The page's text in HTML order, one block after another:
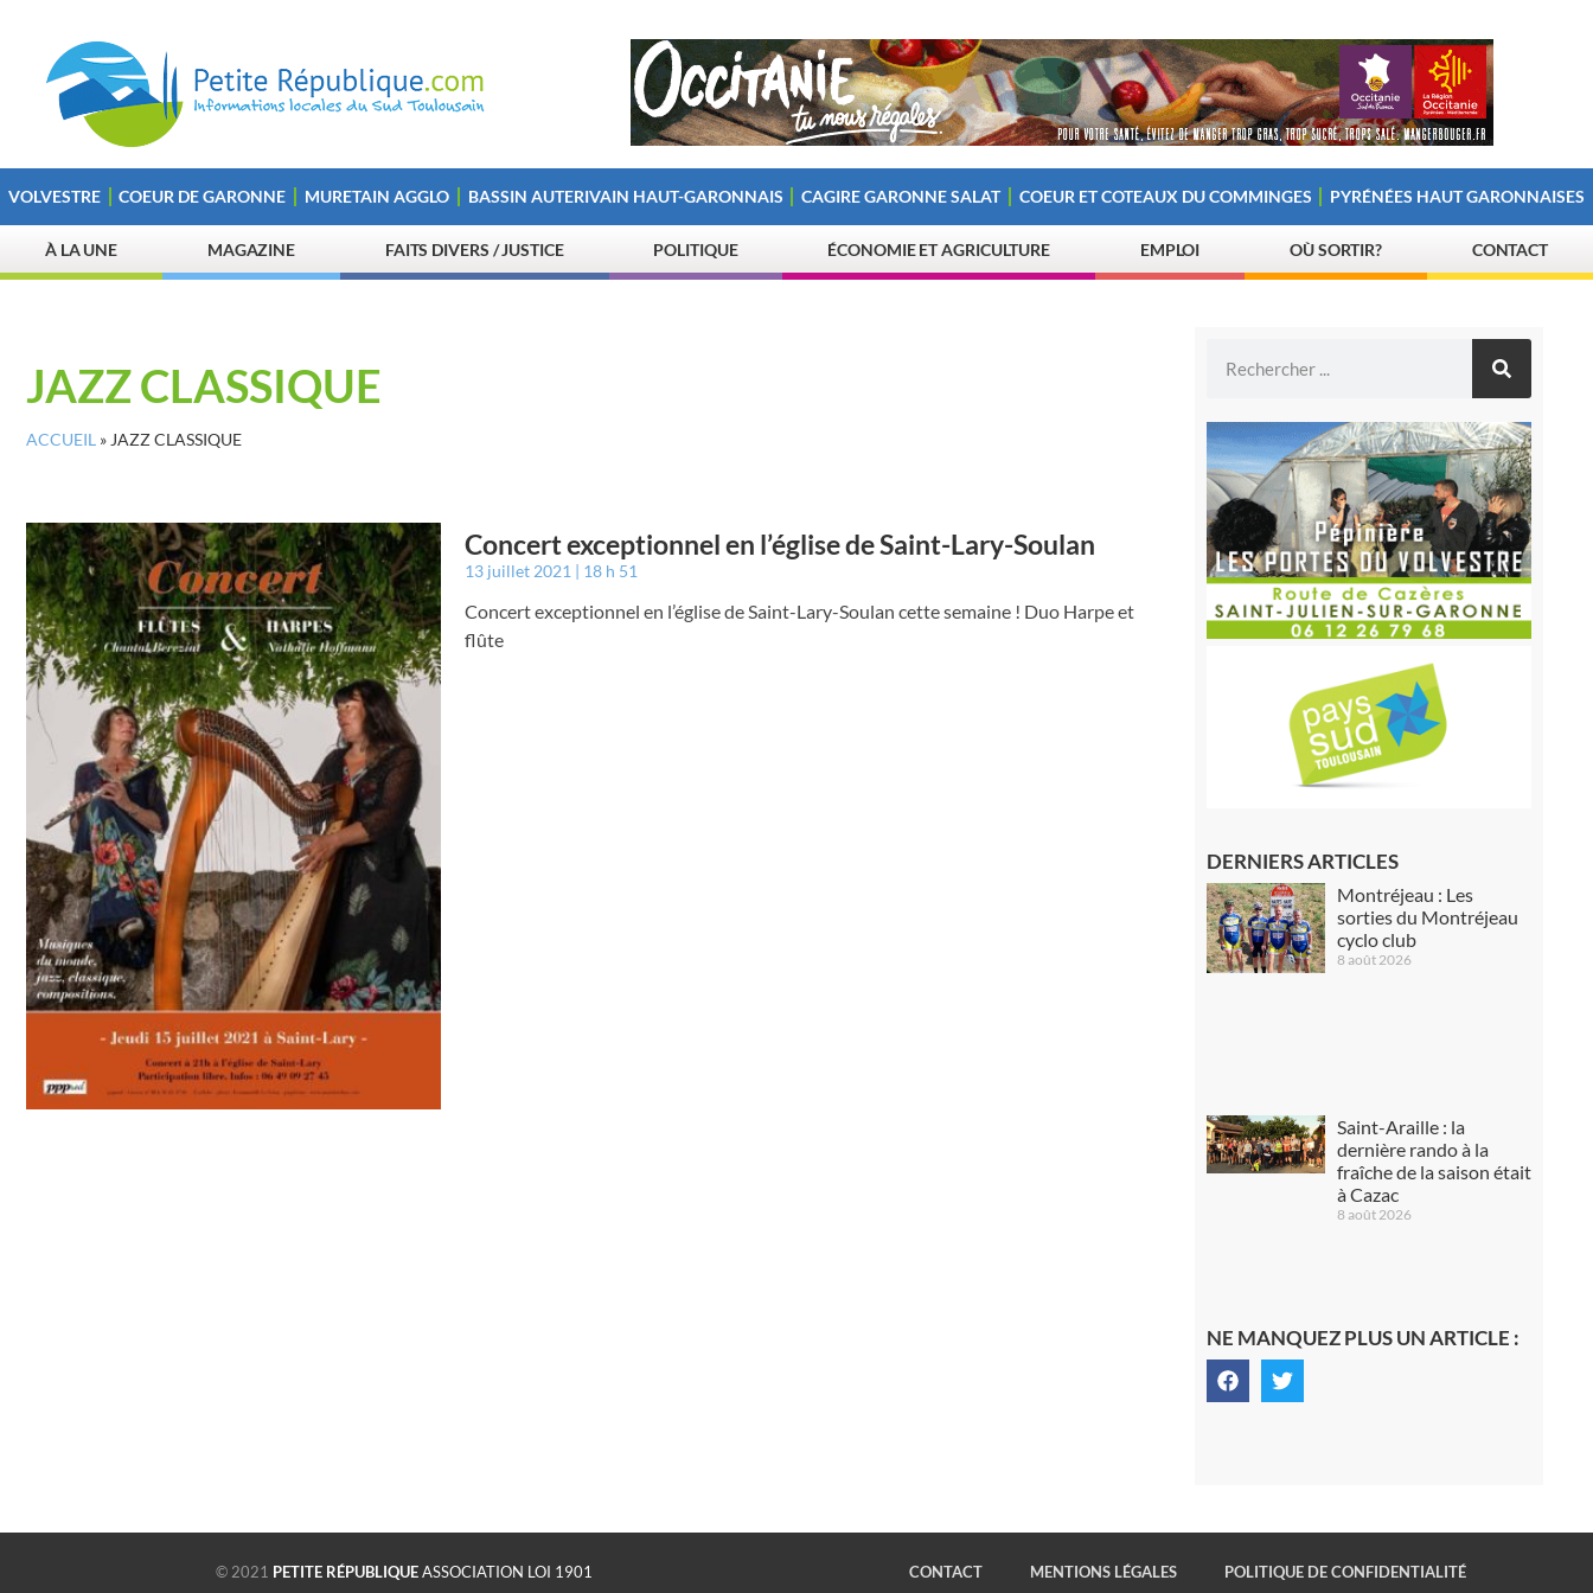
VOLVESTRE COEUR DE GARONNE MURETAIN AGGLO BASSIN AUTERIVAIN HAUT-GARONNAIS CAGIRE GARONNE SALAT COEUR ET COTEAUX DU COMMINGES PYRÉNÉES HAUT GARONNAISES
À LA UNE MAGAZINE FAITS DIVERS / JUSTICE POLITIQUE ÉCONOMIE ET AGRICULTURE EMPLOI OÙ SORTIR? CONTACT
JAZZ CLASSIQUE
ACCUEIL » JAZZ CLASSIQUE
Concert exceptionnel en l’église de Saint-Lary-Soulan
13 juillet 2021 18 h 51
Concert exceptionnel en l’église de Saint-Lary-Soulan cette semaine ! Duo Harpe et
flûte
DERNIERS ARTICLES
Montréjeau : Les
sorties du Montréjeau
cyclo club
8 août 2026
Saint-Araille : la
dernière rando à la
fraîche de la saison était
à Cazac
8 août 2026
NE MANQUEZ PLUS UN ARTICLE :
© 2021 PETITE RÉPUBLIQUEASSOCIATION LOI 1901 CONTACT MENTIONS LÉGALES POLITIQUE DE CONFIDENTIALITÉ